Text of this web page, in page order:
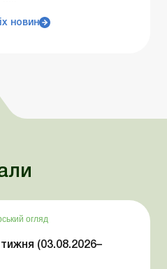
новин
огляд
(03.08.2026–